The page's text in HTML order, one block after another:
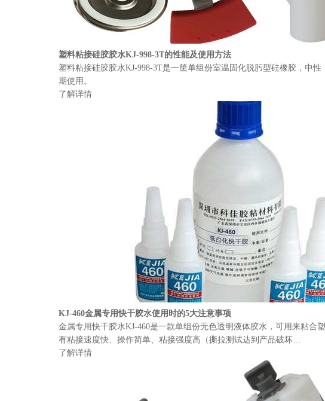
塑料粘接硅胶胶水KJ-998-3T的性能及使用方法
塑料粘接硅胶胶水KJ-998-3T是一筐单组份室温固化脱肟型硅橡胶，中
期使用。
了解详情
KJ-460金属专用快干胶水使用时的5大注意事项
金属专用快干胶水KJ-460是一款单组份无色透明液体胶水，可用来粘
有粘接速度快、操作简单、粘接强度高（撕拉测试达到产品破坏…
了解详情